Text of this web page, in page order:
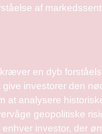
af
en dyb
investorer den
at analysere
geopolitiske
investor, der